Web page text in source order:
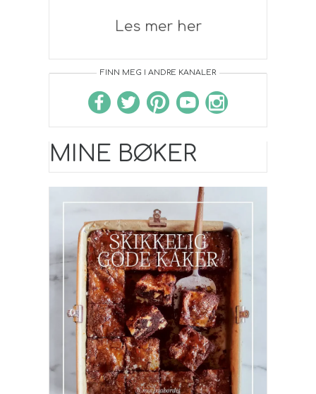
Les mer her
FINN MEG I ANDRE KANALER
MINE BØKER